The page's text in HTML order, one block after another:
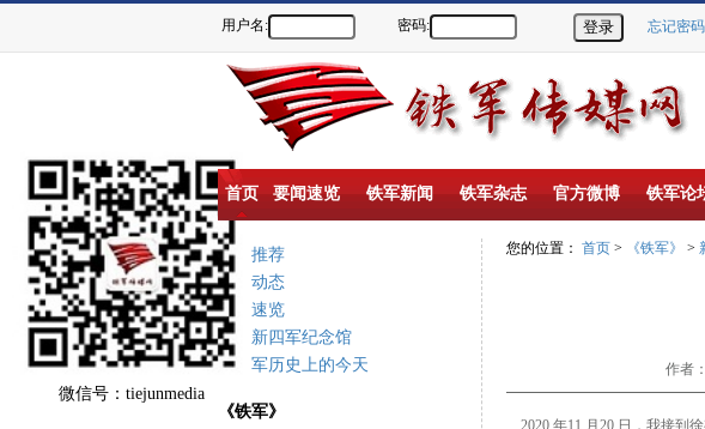
微信号：tiejunmedia
用户名: 密码: 忘记密码
首页 要闻速览 铁军新闻 铁军杂志 官方微博 铁军论
重点推荐
新闻动态
要闻速览
盐城新四军纪念馆
新四军历史上的今天
《铁军》
您的位置： 首页 > 《铁军》 >
作者
2020 年11 月20 日，我接到